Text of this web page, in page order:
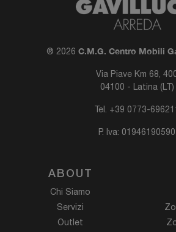
® 2026 C.M.G. Centro Mobili
Via Piave Km 68,
04100 - Latina (LT)
Tel. +39 0773-
P. Iva: 01946190590
ABOUT
Chi Siamo
Servizi
Outlet